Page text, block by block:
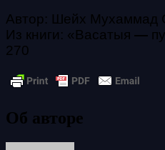
Автор: Шейх Мухаммад
Из книги: «Васатыя —
270
Об авторе